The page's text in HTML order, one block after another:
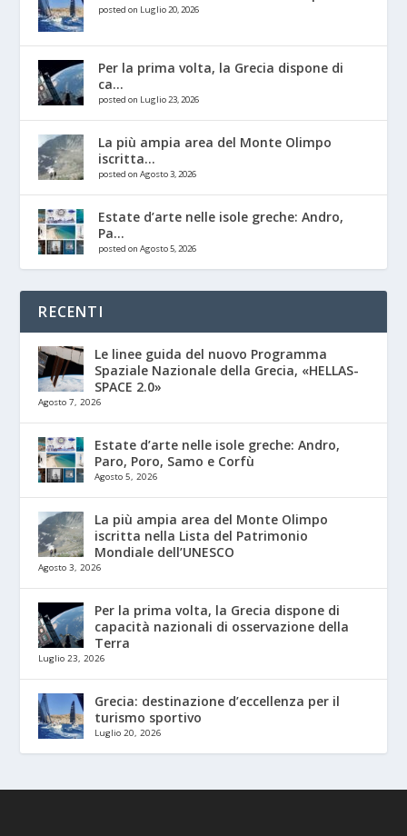
posted on Luglio 20, 2026
Per la prima volta, la Grecia dispone di
ca...
posted on Luglio 23, 2026
La più ampia area del Monte Olimpo
iscritta...
posted on Agosto 3, 2026
Estate d’arte nelle isole greche: Andro,
Pa...
posted on Agosto 5, 2026
RECENTI
Le linee guida del nuovo Programma
Spaziale Nazionale della Grecia, «HELLAS-
SPACE 2.0»
Agosto 7, 2026
Estate d’arte nelle isole greche: Andro,
Paro, Poro, Samo e Corfù
Agosto 5, 2026
La più ampia area del Monte Olimpo
iscritta nella Lista del Patrimonio
Mondiale dell’UNESCO
Agosto 3, 2026
Per la prima volta, la Grecia dispone di
capacità nazionali di osservazione della
Terra
Luglio 23, 2026
Grecia: destinazione d’eccellenza per il
turismo sportivo
Luglio 20, 2026